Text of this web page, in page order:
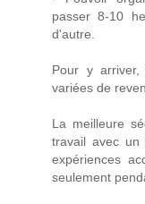
passer 8-10
d'autre.
Pour y
variées de
La meilleure
travail avec un
expériences
seulement